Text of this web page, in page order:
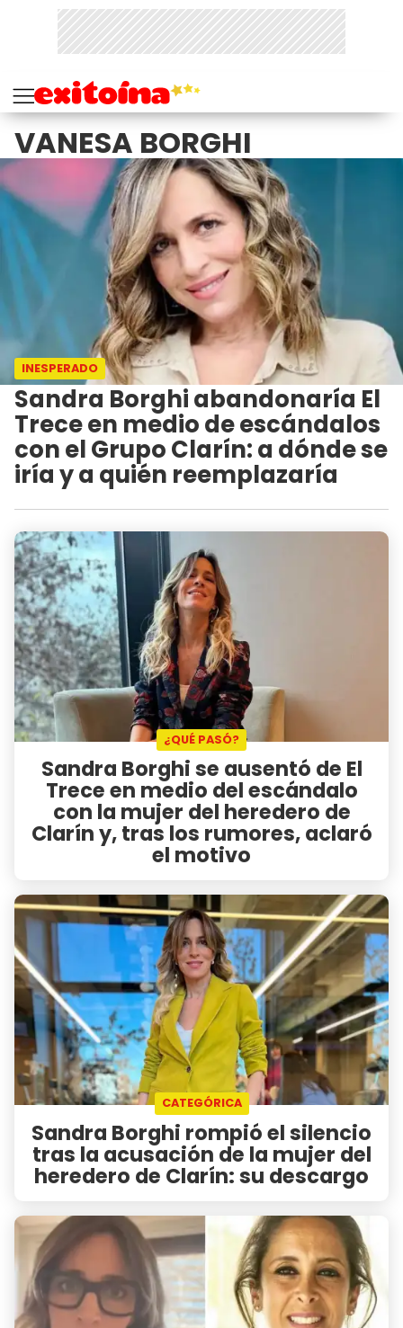
VANESA BORGHI
INESPERADO
Sandra Borghi abandonaría El
Trece en medio de escándalos
con el Grupo Clarín: a dónde se
iría y a quién reemplazaría
¿QUÉ PASÓ?
Sandra Borghi se ausentó de El
Trece en medio del escándalo
con la mujer del heredero de
Clarín y, tras los rumores, aclaró
el motivo
CATEGÓRICA
Sandra Borghi rompió el silencio
tras la acusación de la mujer del
heredero de Clarín: su descargo